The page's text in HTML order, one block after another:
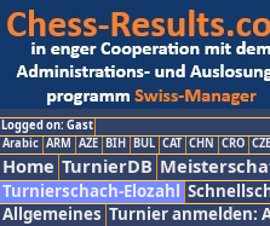
Logged on: Gast
Arabic ARM AZE BIH BUL CAT CHN CRO CZE
Home TurnierDB
Turnierschach-Elozahl
Allgemeines Turnier anmelden: